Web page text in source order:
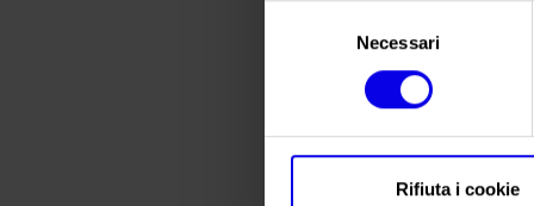
Necessari
Rifiuta i cookie